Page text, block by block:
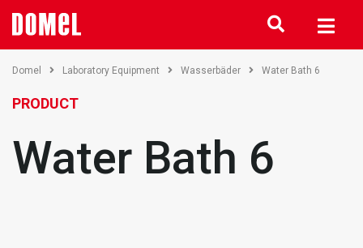
Domel Laboratory Equipment Wasserbäder Water Bath 6
PRODUCT
Water Bath 6